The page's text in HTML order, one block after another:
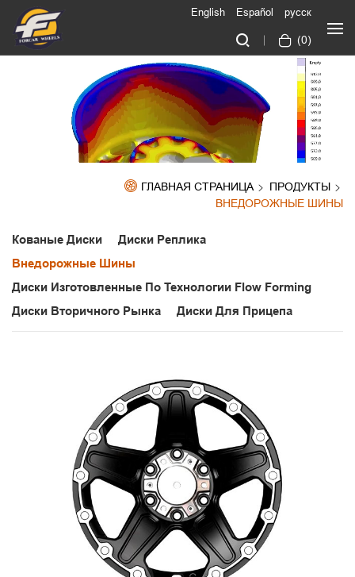
(0)
English Español русск
ГЛАВНАЯ СТРАНИЦА
ПРОДУКТЫ
ВНЕДОРОЖНЫЕ ШИНЫ
Кованые Диски
Диски Реплика
Внедорожные Шины
Диски Изготовленные По Технологии Flow Forming
Диски Вторичного Рынка
Диски Для Прицепа